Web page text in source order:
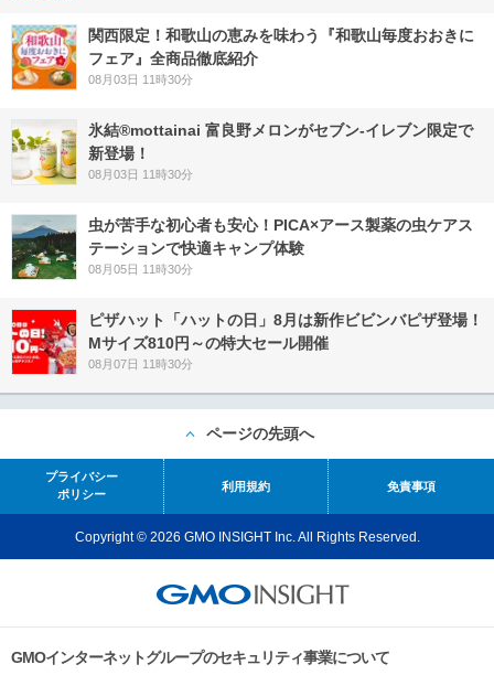
関西限定！和歌山の恵みを味わう『和歌山毎度おおきに
フェア』全商品徹底紹介
08月03日 11時30分
氷結®mottainai 富良野メロンがセブン‐イレブン限定で
新登場！
08月03日 11時30分
虫が苦手な初心者も安心！PICA×アース製薬の虫ケアス
テーションで快適キャンプ体験
08月05日 11時30分
ピザハット「ハットの日」8月は新作ビビンバピザ登場！
Mサイズ810円～の特大セール開催
08月07日 11時30分
ページの先頭へ
プライバシー
ポリシー
利用規約 免責事項
Copyright © 2026 GMO INSIGHT Inc. All Rights Reserved.
GMOインターネットグループのセキュリティ事業について